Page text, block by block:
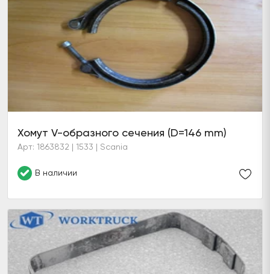
Хомут V-образного сечения (D=146 mm)
Арт: 1863832 | 1533 | Scania
В наличии